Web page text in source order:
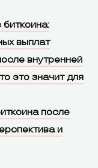
выплат
внутренней
это значит для
после
и